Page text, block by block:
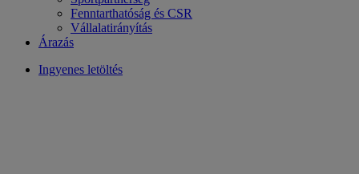
Fenntarthatóság és CSR
Vállalatirányítás
Árazás
Ingyenes letöltés